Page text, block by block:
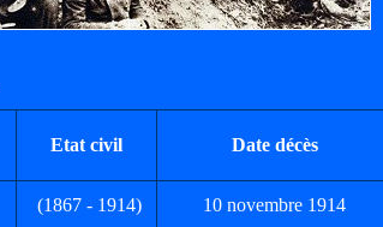
Etat civil Date décès
(1867 - 1914) 10 novembre 1914